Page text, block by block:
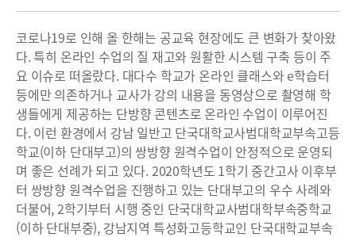
코로나19로 인해 올 한해는 공교육 현장에도 큰 변화가 찾아왔
다. 특히 온라인 수업의 질 재고와 원활한 시스템 구축 등이 주
요 이슈로 떠올랐다. 대다수 학교가 온라인 클래스와 e학습터
등에만 의존하거나 교사가 강의 내용을 동영상으로 촬영해 학
생들에게 제공하는 단방향 콘텐츠로 온라인 수업이 이루어진
다. 이런 환경에서 강남 일반고 단국대학교사범대학교부속고등
학교(이하 단대부고)의 쌍방향 원격수업이 안정적으로 운영되
며 좋은 선례가 되고 있다. 2020학년도 1학기 중간고사 이후부
터 쌍방향 원격수업을 진행하고 있는 단대부고의 우수 사례와
더불어, 2학기부터 시행 중인 단국대학교사범대학부속중학교
(이하 단대부중), 강남지역 특성화고등학교인 단국대학교부속